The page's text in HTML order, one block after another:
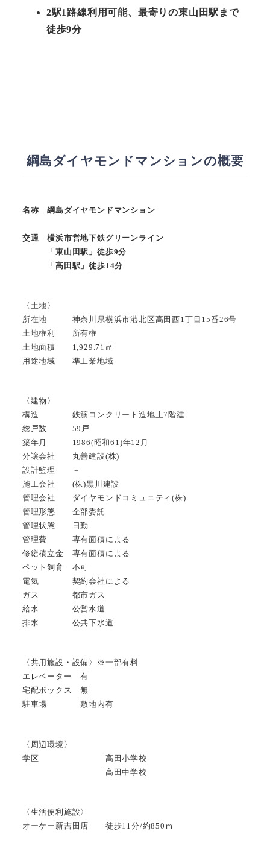
2駅1路線利用可能、最寄りの東山田駅まで
徒歩9分
綱島ダイヤモンドマンションの概要
名称 綱島ダイヤモンドマンション
交通 横浜市営地下鉄グリーンライン
「東山田駅」徒歩9分
「高田駅」徒歩14分
〈土地〉
所在地 神奈川県横浜市港北区高田西1丁目15番26号
土地権利 所有権
土地面積 1,929.71㎡
用途地域 準工業地域
〈建物〉
構造 鉄筋コンクリート造地上7階建
総戸数 59戸
築年月 1986(昭和61)年12月
分譲会社 丸善建設(株)
設計監理 －
施工会社 (株)黒川建設
管理会社 ダイヤモンドコミュニティ(株)
管理形態 全部委託
管理状態 日勤
管理費 専有面積による
修繕積立金 専有面積による
ペット飼育 不可
電気 契約会社による
ガス 都市ガス
給水 公営水道
排水 公共下水道
〈共用施設・設備〉※一部有料
エレベーター 有
宅配ボックス 無
駐車場 敷地内有
〈周辺環境〉
学区 高田小学校
高田中学校
〈生活便利施設〉
オーケー新吉田店 徒歩11分/約850ｍ